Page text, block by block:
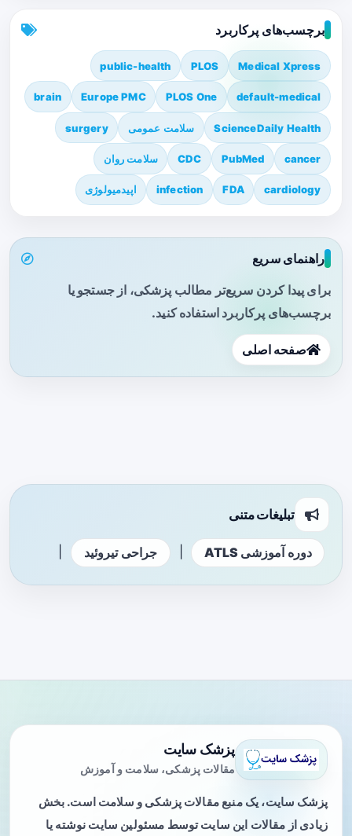
برچسب‌های پرکاربرد
Medical Xpress
PLOS
public-health
default-medical
PLOS One
Europe PMC
brain
ScienceDaily Health سلامت عمومی surgery
cancer
PubMed
CDC سلامت روان
cardiology
FDA
infection اپیدمیولوژی
راهنمای سریع
برای پیدا کردن سریع‌تر مطالب پزشکی، از جستجو یا
برچسب‌های پرکاربرد استفاده کنید.
صفحه اصلی
تبلیغات متنی
دوره آموزشی ATLS جراحی تیروئید
پزشک سایت
مقالات پزشکی، سلامت و آموزش
پزشک سایت، یک منبع مقالات پزشکی و سلامت است. بخش
زیادی از مقالات این سایت توسط مسئولین سایت نوشته یا